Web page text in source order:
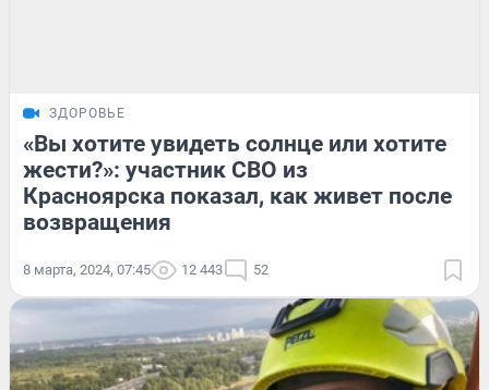
ЗДОРОВЬЕ
«Вы хотите увидеть солнце или хотите
жести?»: участник СВО из
Красноярска показал, как живет после
возвращения
8 марта, 2024, 07:45 12 443 52